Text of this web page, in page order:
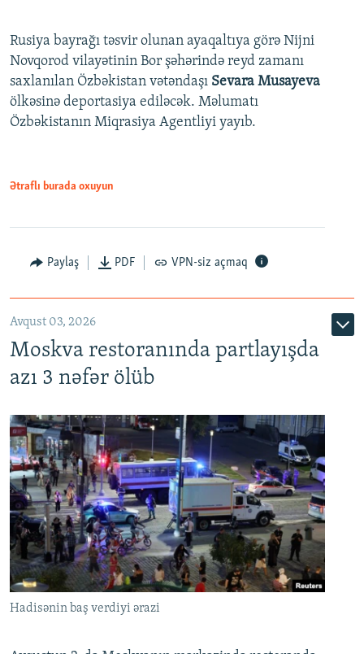
Rusiya bayrağı təsvir olunan ayaqaltıya görə Nijni
Novqorod vilayətinin Bor şəhərində reyd zamanı
saxlanılan Özbəkistan vətəndaşı Sevara Musayeva
ölkəsinə deportasiya ediləcək. Məlumatı
Özbəkistanın Miqrasiya Agentliyi yayıb.
Ətraflı burada oxuyun
Paylaş PDF VPN-siz açmaq
Avqust 03, 2026
Moskva restoranında partlayışda
azı 3 nəfər ölüb
Hadisənin baş verdiyi ərazi